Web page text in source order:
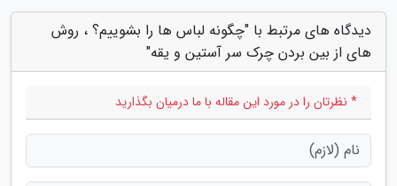
دیدگاه های مرتبط با "چگونه لباس ها را بشوییم؟ ، روش
های از بین بردن چرک سر آستین و یقه"
* نظرتان را در مورد این مقاله با ما درمیان بگذارید